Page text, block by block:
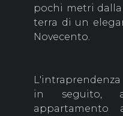
pochi metri
terra di un
Novecento.
in seguito,
appartamento